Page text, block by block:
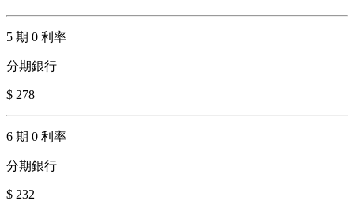
5 期 0 利率
分期銀行
$ 278
6 期 0 利率
分期銀行
$ 232